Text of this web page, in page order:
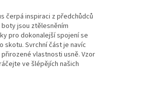
čerpá inspiraci z předchůdců
jsou ztělesněním
pro dokonalejší spojení se
skotu. Svrchní část je navíc
vlastnosti usně. Vzor
ve šlépějích našich